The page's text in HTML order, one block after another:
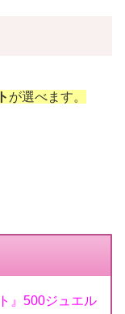
が選べます。
』500ジュエル